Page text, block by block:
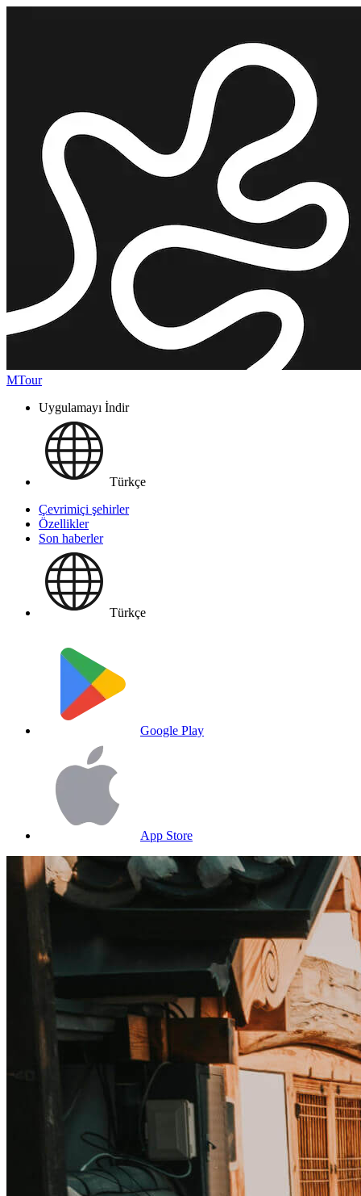
MTour
Uygulamayı İndir
Türkçe
Çevrimiçi şehirler
Özellikler
Son haberler
Türkçe
Google Play
App Store